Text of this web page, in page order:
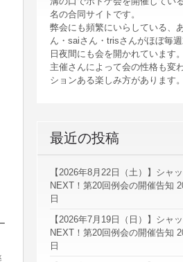
名の合同サイトです。
弊会にも頻繁にいらしている、
ん・saiさん・trisさんがほぼ毎
日夜間にも会を開かれています。
主催さんによって会の性格も変
ションある楽しみ方があります。
最近の投稿
【2026年8月22日（土）】シャ
NEXT！第20回例会の開催告知
日
【2026年7月19日（日）】シャ
NEXT！第20回例会の開催告知
日